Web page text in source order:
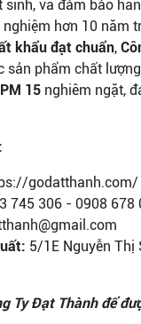
và đảm bảo
nghiệm hơn 10 năm
khẩu đạt chuẩn,
sản phẩm chất
15 nghiêm ngặt,
godatthanh.com/
745 306 - 0908 678
5/1E Nguyễn Thị
Ty Đạt Thành để